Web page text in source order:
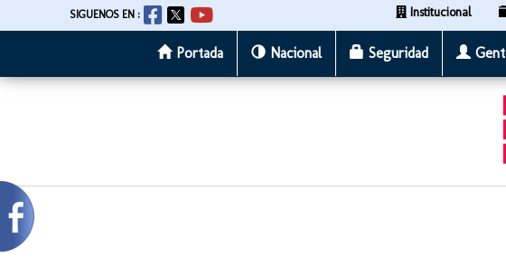
al
SIGUENOS EN : Institucional
Portada Nacional Seguridad